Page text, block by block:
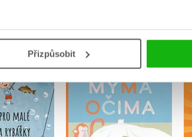
Přizpůsobit
malé rybáře
Hrušková
Mýma očima
Magda Garguláková